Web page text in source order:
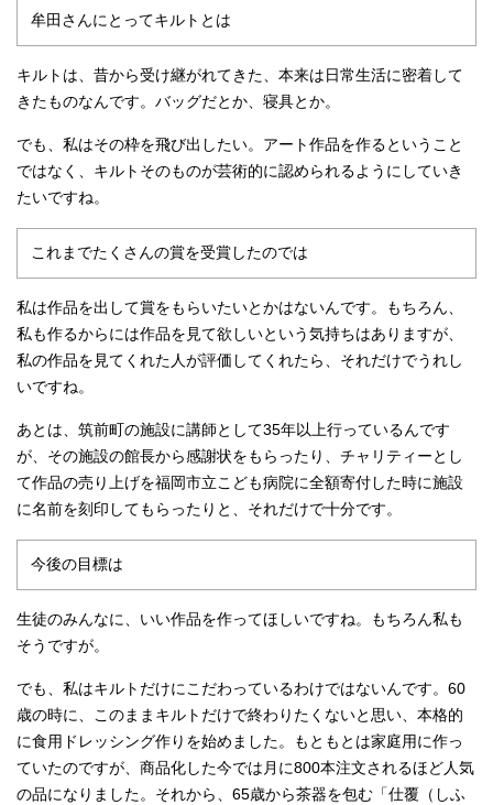
牟田さんにとってキルトとは
キルトは、昔から受け継がれてきた、本来は日常生活に密着して
きたものなんです。バッグだとか、寝具とか。
でも、私はその枠を飛び出したい。アート作品を作るということ
ではなく、キルトそのものが芸術的に認められるようにしていき
たいですね。
これまでたくさんの賞を受賞したのでは
私は作品を出して賞をもらいたいとかはないんです。もちろん、
私も作るからには作品を見て欲しいという気持ちはありますが、
私の作品を見てくれた人が評価してくれたら、それだけでうれし
いですね。
あとは、筑前町の施設に講師として35年以上行っているんです
が、その施設の館長から感謝状をもらったり、チャリティーとし
て作品の売り上げを福岡市立こども病院に全額寄付した時に施設
に名前を刻印してもらったりと、それだけで十分です。
今後の目標は
生徒のみんなに、いい作品を作ってほしいですね。もちろん私も
そうですが。
でも、私はキルトだけにこだわっているわけではないんです。60
歳の時に、このままキルトだけで終わりたくないと思い、本格的
に食用ドレッシング作りを始めました。もともとは家庭用に作っ
ていたのですが、商品化した今では月に800本注文されるほど人気
の品になりました。それから、65歳から茶器を包む「仕覆（しふ